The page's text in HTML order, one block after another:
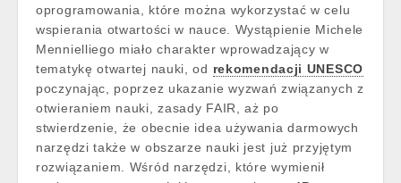
oprogramowania, które można wykorzystać w celu
wspierania otwartości w nauce. Wystąpienie Michele
Mennielliego miało charakter wprowadzający w
tematykę otwartej nauki, od rekomendacji UNESCO
poczynając, poprzez ukazanie wyzwań związanych z
otwieraniem nauki, zasady FAIR, aż po
stwierdzenie, że obecnie idea używania darmowych
narzędzi także w obszarze nauki jest już przyjętym
rozwiązaniem. Wśród narzędzi, które wymienił